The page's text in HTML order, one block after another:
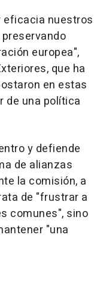
eficacia nuestros
europea",
que ha
en estas
de una política
y defiende
de alianzas
la comisión, a
de "frustrar a
comunes", sino
"una